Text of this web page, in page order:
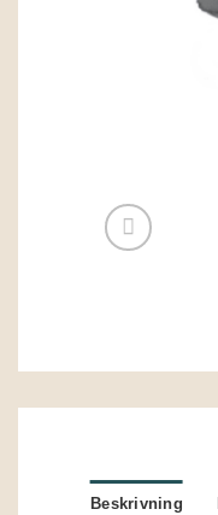
Beskrivning